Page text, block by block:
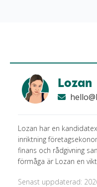
Lozan
Lozan har en
inriktning
finans och rådgivning
förmåga är Lozan en
Senast uppdaterad: